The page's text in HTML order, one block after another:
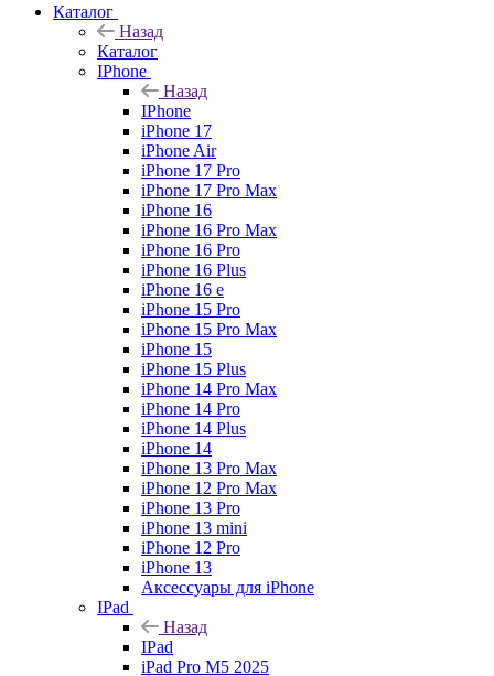
Каталог
Назад
Каталог
IPhone
Назад
IPhone
iPhone 17
iPhone Air
iPhone 17 Pro
iPhone 17 Pro Max
iPhone 16
iPhone 16 Pro Max
iPhone 16 Pro
iPhone 16 Plus
iPhone 16 e
iPhone 15 Pro
iPhone 15 Pro Max
iPhone 15
iPhone 15 Plus
iPhone 14 Pro Max
iPhone 14 Pro
iPhone 14 Plus
iPhone 14
iPhone 13 Pro Max
iPhone 12 Pro Max
iPhone 13 Pro
iPhone 13 mini
iPhone 12 Pro
iPhone 13
Аксессуары для iPhone
IPad
Назад
IPad
iPad Pro M5 2025